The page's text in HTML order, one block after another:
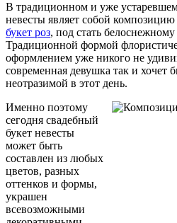
В традиционном и уже
невесты являет собой
букет роз, под стать
Традиционной формой
оформлением уже никого не
современная девушка так и хочет
неотразимой в этот день.
Именно поэтому
сегодня свадебный
букет невесты
может быть
составлен из любых
цветов, разных
оттенков и формы,
украшен
всевозможными